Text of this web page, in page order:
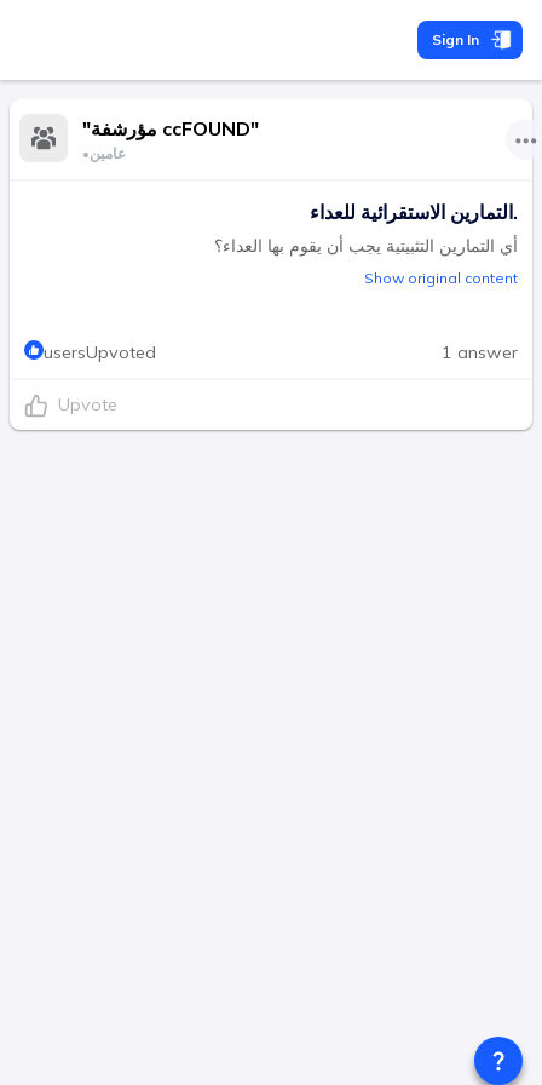
Sign In
"مؤرشفة ccFOUND"
•عامين
التمارين الاستقرائية للعداء.
أي التمارين التثبيتية يجب أن يقوم بها العداء؟
Show original content
usersUpvoted 1 answer
Upvote